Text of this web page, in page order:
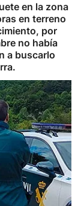
en la zona
en terreno
por
no había
a buscarlo